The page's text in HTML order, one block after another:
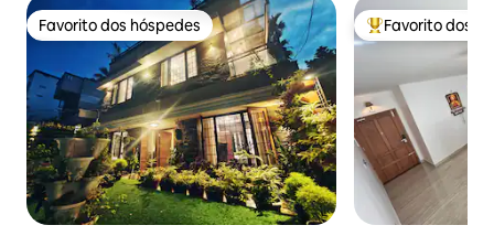
Favorito dos hóspedes
Favorito dos hóspedes Favoritos dos
Favorito dos